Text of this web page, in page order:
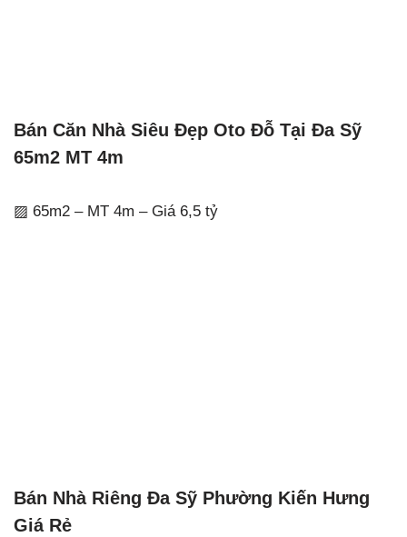
Bán Căn Nhà Siêu Đẹp Oto Đỗ Tại Đa Sỹ
65m2 MT 4m
▨ 65m2 – MT 4m – Giá 6,5 tỷ
Bán Nhà Riêng Đa Sỹ Phường Kiến Hưng
Giá Rẻ